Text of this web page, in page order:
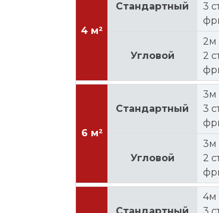
4 м²
Стандартный
3
Угловой
2м
2
6 м²
Стандартный
3м
3
Угловой
3м
2
4м